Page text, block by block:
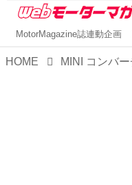
MotorMagazine誌連動企画
HOME